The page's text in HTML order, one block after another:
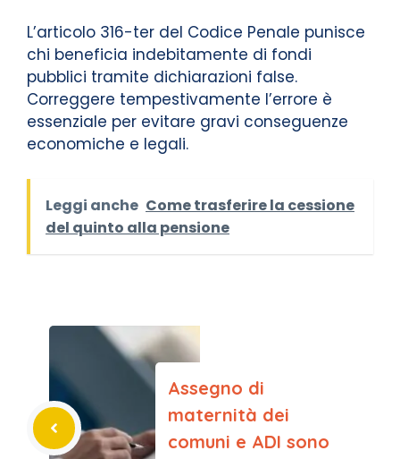
L’articolo 316-ter del Codice Penale punisce
chi beneficia indebitamente di fondi
pubblici tramite dichiarazioni false.
Correggere tempestivamente l’errore è
essenziale per evitare gravi conseguenze
economiche e legali.
Leggi anche Come trasferire la cessione
del quinto alla pensione
Assegno di
maternità dei
comuni e ADI sono